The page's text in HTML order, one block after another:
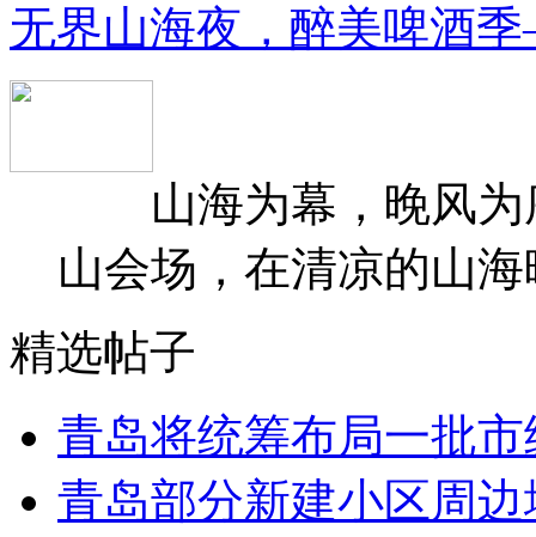
无界山海夜，醉美啤酒
山海为幕，晚风为
山会场，在清凉的山
精选帖子
青岛将统筹布局一批市
青岛部分新建小区周